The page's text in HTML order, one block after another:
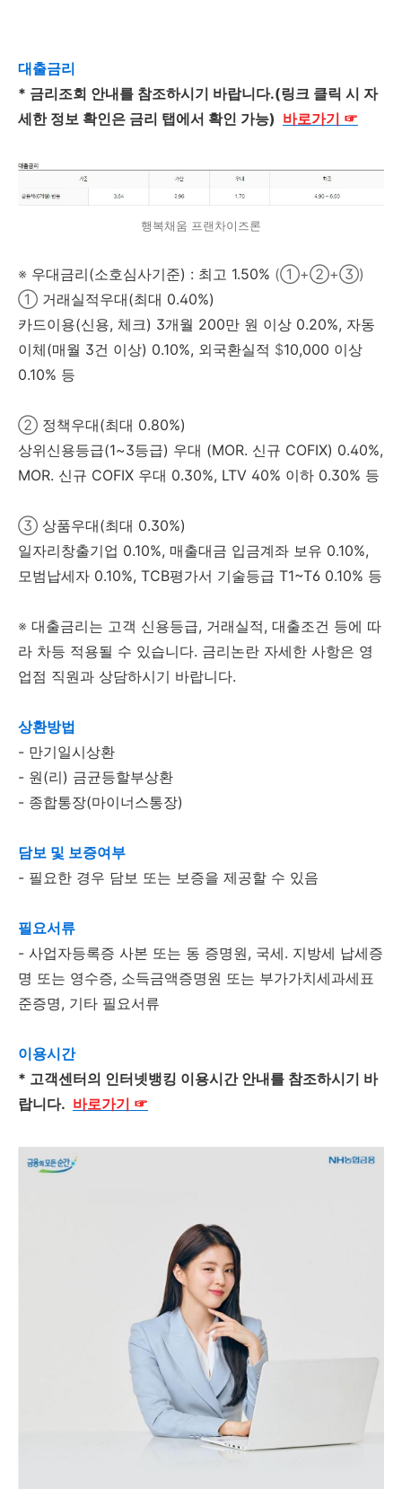
대출금리
* 금리조회 안내를 참조하시기 바랍니다.(링크 클릭 시 자
세한 정보 확인은 금리 탭에서 확인 가능) 바로가기 ☞
행복채움 프랜차이즈론
※ 우대금리(소호심사기준) : 최고 1.50% (①+②+③)
① 거래실적우대(최대 0.40%)
카드이용(신용, 체크) 3개월 200만 원 이상 0.20%, 자동
이체(매월 3건 이상) 0.10%, 외국환실적 $10,000 이상
0.10% 등
② 정책우대(최대 0.80%)
상위신용등급(1~3등급) 우대 (MOR. 신규 COFIX) 0.40%,
MOR. 신규 COFIX 우대 0.30%, LTV 40% 이하 0.30% 등
③ 상품우대(최대 0.30%)
일자리창출기업 0.10%, 매출대금 입금계좌 보유 0.10%,
모범납세자 0.10%, TCB평가서 기술등급 T1~T6 0.10% 등
※ 대출금리는 고객 신용등급, 거래실적, 대출조건 등에 따
라 차등 적용될 수 있습니다. 금리논란 자세한 사항은 영
업점 직원과 상담하시기 바랍니다.
상환방법
- 만기일시상환
- 원(리) 금균등할부상환
- 종합통장(마이너스통장)
담보 및 보증여부
- 필요한 경우 담보 또는 보증을 제공할 수 있음
필요서류
- 사업자등록증 사본 또는 동 증명원, 국세. 지방세 납세증
명 또는 영수증, 소득금액증명원 또는 부가가치세과세표
준증명, 기타 필요서류
이용시간
* 고객센터의 인터넷뱅킹 이용시간 안내를 참조하시기 바
랍니다. 바로가기 ☞